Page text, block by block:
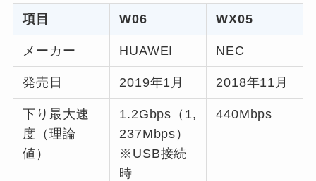
項目 W06 WX05
メーカー HUAWEI NEC
発売日 2019年1月 2018年11月
下り最大速
度（理論
値）
1.2Gbps（1,
237Mbps）
※USB接続
時
440Mbps